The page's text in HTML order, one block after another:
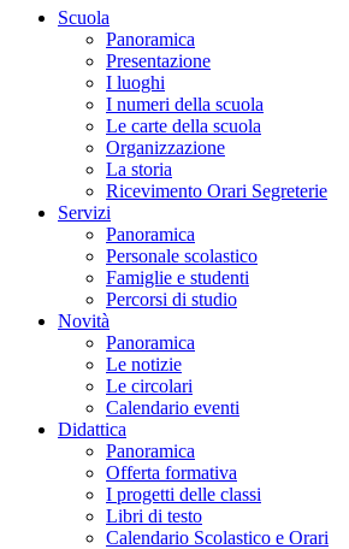
Scuola
Panoramica
Presentazione
I luoghi
I numeri della scuola
Le carte della scuola
Organizzazione
La storia
Ricevimento Orari Segreterie
Servizi
Panoramica
Personale scolastico
Famiglie e studenti
Percorsi di studio
Novità
Panoramica
Le notizie
Le circolari
Calendario eventi
Didattica
Panoramica
Offerta formativa
I progetti delle classi
Libri di testo
Calendario Scolastico e Orari